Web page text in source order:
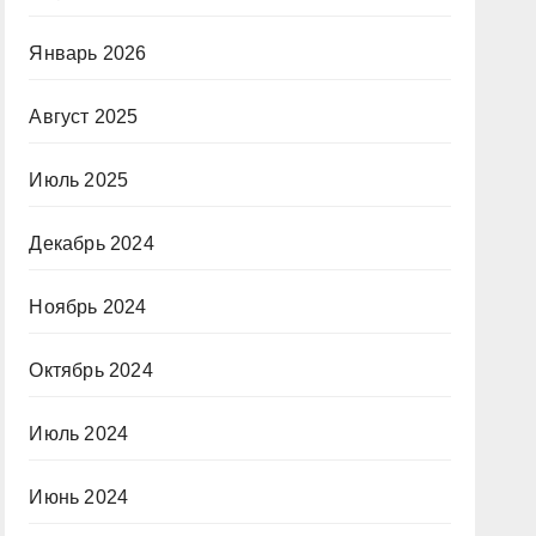
Январь 2026
Август 2025
Июль 2025
Декабрь 2024
Ноябрь 2024
Октябрь 2024
Июль 2024
Июнь 2024